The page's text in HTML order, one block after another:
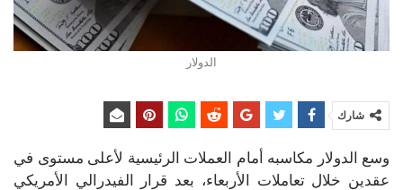
الدولار
شارك
وسع الدولار مكاسبه أمام العملات الرئيسية لأعلى مستوى في
عقدين خلال تعاملات الأربعاء، بعد قرار الفيدرالي الأمريكي